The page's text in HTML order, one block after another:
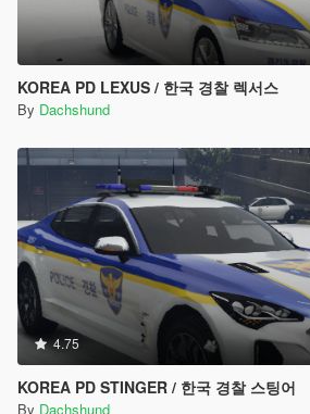
KOREA PD LEXUS / 한국 경찰 렉서스
By Dachshund
4.75
KOREA PD STINGER / 한국 경찰 스팅어
By Dachshund